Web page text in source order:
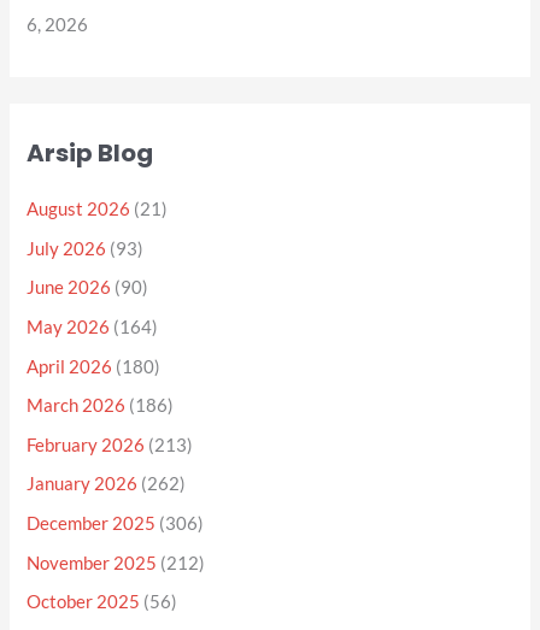
6, 2026
Arsip Blog
August 2026 (21)
July 2026 (93)
June 2026 (90)
May 2026 (164)
April 2026 (180)
March 2026 (186)
February 2026 (213)
January 2026 (262)
December 2025 (306)
November 2025 (212)
October 2025 (56)